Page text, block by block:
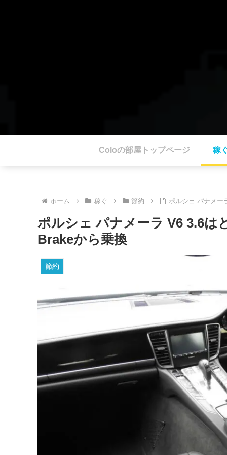
Coloの部屋トップページ 稼
ホーム 稼ぐ 節約 ポルシェ パナメー
ポルシェ パナメーラ V6 3.6は
Brakeから乗換
節約